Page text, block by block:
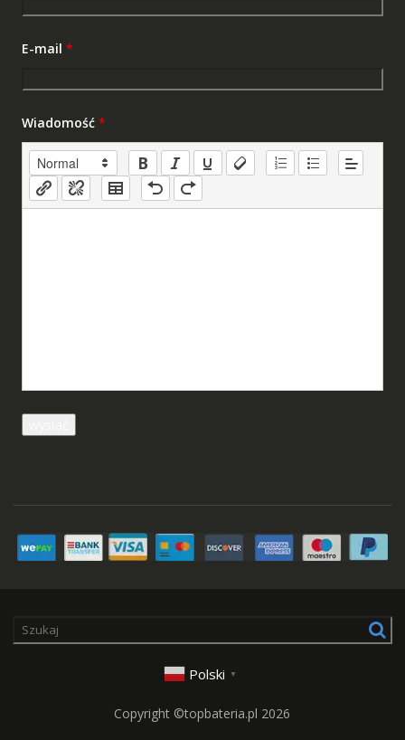
E-mail *
Wiadomość *
Polski ▼
Copyright ©topbateria.pl 2026